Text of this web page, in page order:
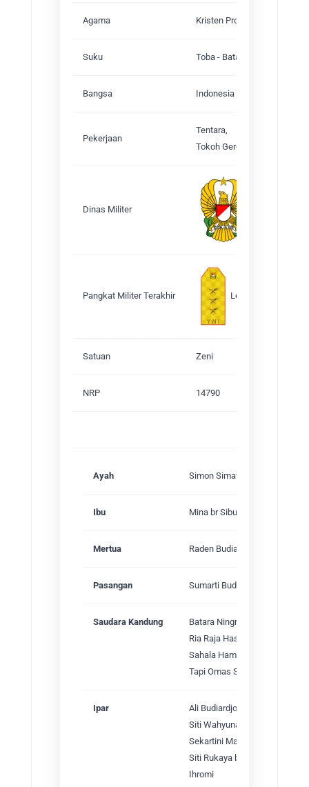
Agama Kristen Protestan
Suku Toba - Batak
Bangsa Indonesia
Pekerjaan
Tentara,
Tokoh Gereja
Dinas Militer
Pangkat Militer Terakhir Letnan Jenderal
Satuan Zeni
NRP 14790
Ayah Simon Simatupang (Sutan
Ibu Mina br Sibuea
Mertua Raden Budiardjo
Pasangan Sumarti Budiardjo
Saudara Kandung
Batara Ningrat Simatupang
Ria Raja Hasiholan
Sahala Hamonangan
Tapi Omas Simatupang (Tapi
Ipar
Ali Budiardjo
Siti Wahyunah (Poppy
Sekartini Markiahtoen Nawawi
Siti Rukaya br Hutapea
Ihromi